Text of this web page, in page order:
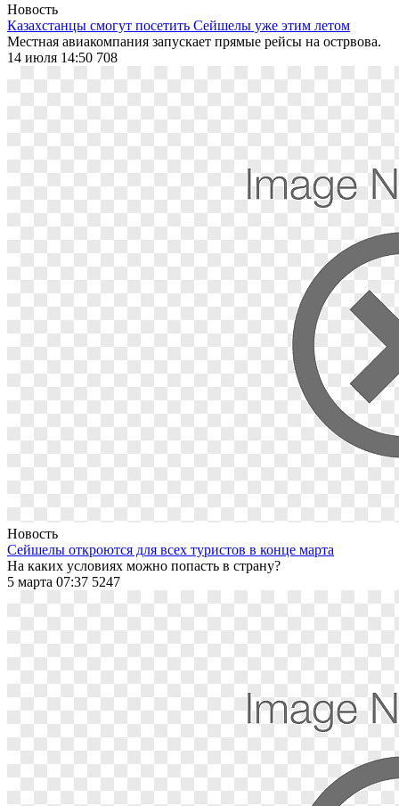
Новость
Казахстанцы смогут посетить Сейшелы уже этим летом
Местная авиакомпания запускает прямые рейсы на острвова.
14 июля 14:50 708
Новость
Сейшелы откроются для всех туристов в конце марта
На каких условиях можно попасть в страну?
5 марта 07:37 5247